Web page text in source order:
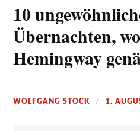
10
Übernachten,
Hemingway
WOLFGANG STOCK 1.